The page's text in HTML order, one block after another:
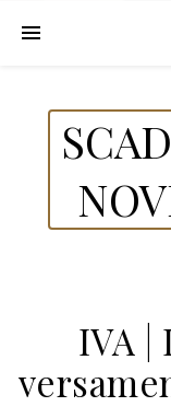
IVA |